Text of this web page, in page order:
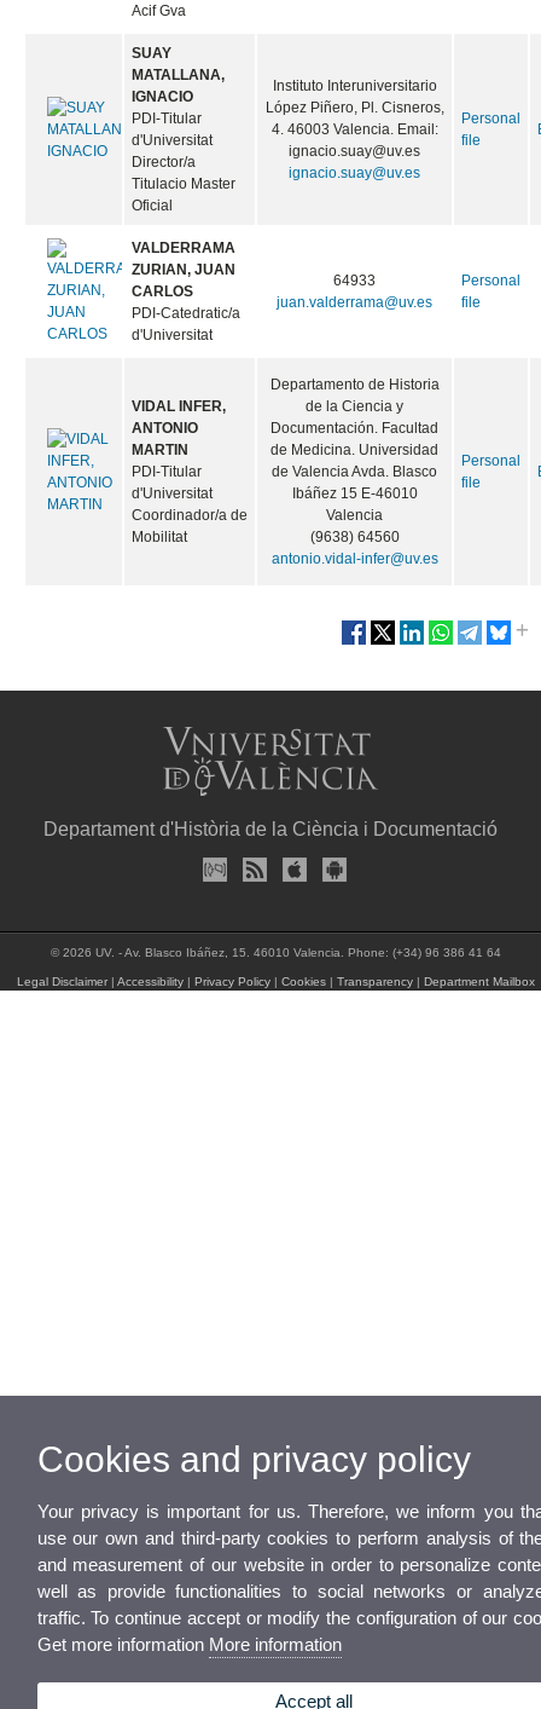
Acif Gva
SUAY
MATALLANA,
IGNACIO
PDI-Titular
d'Universitat
Director/a
Titulacio Master
Oficial
Instituto Interuniversitario
López Piñero, Pl. Cisneros,
4. 46003 Valencia. Email:
ignacio.suay@uv.es
ignacio.suay@uv.es
Personal
file
VALDERRAMA
ZURIAN, JUAN
CARLOS
PDI-Catedratic/a
d'Universitat
64933
juan.valderrama@uv.es
Personal
file
VIDAL INFER,
ANTONIO
MARTIN
PDI-Titular
d'Universitat
Coordinador/a de
Mobilitat
Departamento de Historia
de la Ciencia y
Documentación. Facultad
de Medicina. Universidad
de Valencia Avda. Blasco
Ibáñez 15 E-46010
Valencia
(9638) 64560
antonio.vidal-infer@uv.es
Personal
file
Departament d'Història de la Ciència i Documentació
© 2026 UV. - Av. Blasco Ibáñez, 15. 46010 Valencia. Phone: (+34) 96 386 41 64
Legal Disclaimer |Accessibility |Privacy Policy |Cookies |Transparency |Department Mailbox
Cookies and privacy policy
Your privacy is important for us. Therefore, we inform you
use our own and third-party cookies to perform analysis of
and measurement of our website in order to personalize
well as provide functionalities to social networks or
traffic. To continue accept or modify the configuration of our
Get more information More information
Accept all